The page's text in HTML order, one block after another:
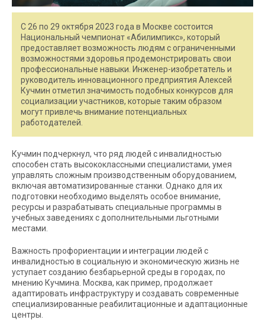
С 26 по 29 октября 2023 года в Москве состоится
Национальный чемпионат «Абилимпикс», который
предоставляет возможность людям с ограниченными
возможностями здоровья продемонстрировать свои
профессиональные навыки. Инженер-изобретатель и
руководитель инновационного предприятия Алексей
Кучмин отметил значимость подобных конкурсов для
социализации участников, которые таким образом
могут привлечь внимание потенциальных
работодателей.
Кучмин подчеркнул, что ряд людей с инвалидностью
способен стать высококлассными специалистами, умея
управлять сложным производственным оборудованием,
включая автоматизированные станки. Однако для их
подготовки необходимо выделять особое внимание,
ресурсы и разрабатывать специальные программы в
учебных заведениях с дополнительными льготными
местами.
Важность профориентации и интеграции людей с
инвалидностью в социальную и экономическую жизнь не
уступает созданию безбарьерной среды в городах, по
мнению Кучмина. Москва, как пример, продолжает
адаптировать инфраструктуру и создавать современные
специализированные реабилитационные и адаптационные
центры.